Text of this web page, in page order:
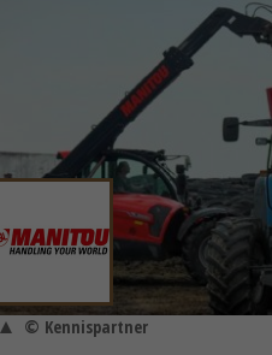
© Kennispartner